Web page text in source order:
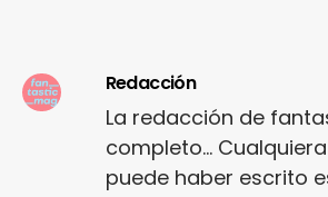
Redacción
La redacción de
completo...
puede haber escrito